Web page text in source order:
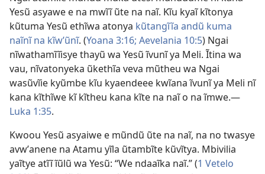
Yesũ asyawe e na mwĩĩ ũte na naĩ. Kĩu kyaĩ kĩtonya
kũtuma Yesũ ethĩwa atonya kũtangĩĩa andũ kuma
naĩnĩ na kĩwʼũnĩ. (Yoana 3:16; Aevelania 10:5) Ngai
nĩwathamĩĩisye thayũ wa Yesũ ĩvunĩ ya Meli. Ĩtina wa
vau, nĩvatonyeka ũkethĩa veva mũtheu wa Ngai
wasũvĩie kyũmbe kĩu kyaendeee kwĩana ĩvunĩ ya Meli nĩ
kana kĩthĩwe kĩ kĩtheu kana kĩte na naĩ o na ĩmwe.​—
Luka 1:35.
Kwoou Yesũ asyaiwe e mũndũ ũte na naĩ, na no twasye
avwʼanene na Atamu yĩla ũtambĩte kũvĩtya. Mbivilia
yaĩtye atĩĩ ĩũlũ wa Yesũ: “We ndaaĩka naĩ.” (1 Vetelo